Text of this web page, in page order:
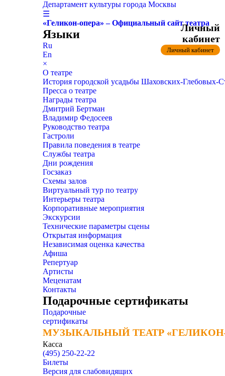
Департамент культуры города Москвы
☰
«Геликон-опера» – Официальный сайт театра
Языки
Ru
En
×
О театре
История городской усадьбы Шаховских-
Пресса о театре
Награды театра
Дмитрий Бертман
Владимир Федосеев
Руководство театра
Гастроли
Правила поведения в театре
Службы театра
Дни рождения
Госзаказ
Схемы залов
Виртуальный тур по театру
Интерьеры театра
Корпоративные мероприятия
Экскурсии
Технические параметры сцены
Открытая информация
Независимая оценка качества
Афиша
Репертуар
Артисты
Меценатам
Контакты
Подарочные сертификаты
Подарочные
сертификаты
МУЗЫКАЛЬНЫЙ ТЕАТР
МУЗЫКАЛЬНЫЙ ТЕАТР
Касса
(495) 250-22-22
Личный
кабинет
Личный кабинет
Билеты
Версия для слабовидящих